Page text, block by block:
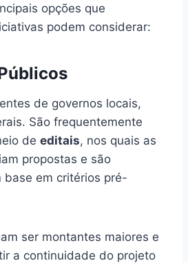
opções que
podem considerar:
de governos locais,
São frequentemente
de editais, nos quais as
propostas e são
base em critérios pré-
ser montantes maiores e
a continuidade do projeto